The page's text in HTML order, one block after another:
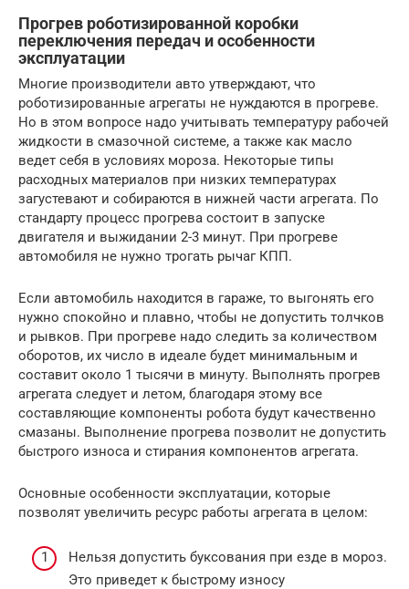
Прогрев роботизированной коробки
переключения передач и особенности
эксплуатации
Многие производители авто утверждают, что
роботизированные агрегаты не нуждаются в прогреве.
Но в этом вопросе надо учитывать температуру рабочей
жидкости в смазочной системе, а также как масло
ведет себя в условиях мороза. Некоторые типы
расходных материалов при низких температурах
загустевают и собираются в нижней части агрегата. По
стандарту процесс прогрева состоит в запуске
двигателя и выжидании 2-3 минут. При прогреве
автомобиля не нужно трогать рычаг КПП.
Если автомобиль находится в гараже, то выгонять его
нужно спокойно и плавно, чтобы не допустить толчков
и рывков. При прогреве надо следить за количеством
оборотов, их число в идеале будет минимальным и
составит около 1 тысячи в минуту. Выполнять прогрев
агрегата следует и летом, благодаря этому все
составляющие компоненты робота будут качественно
смазаны. Выполнение прогрева позволит не допустить
быстрого износа и стирания компонентов агрегата.
Основные особенности эксплуатации, которые
позволят увеличить ресурс работы агрегата в целом:
Нельзя допустить буксования при езде в мороз.
Это приведет к быстрому износу